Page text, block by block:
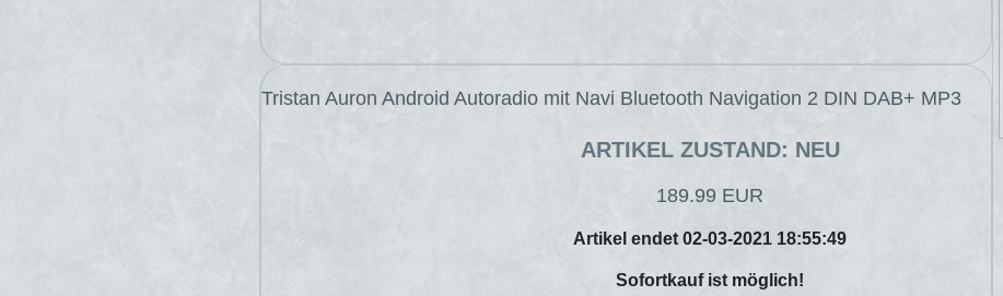
Tristan Auron Android Autoradio mit Navi Bluetooth Navigation 2 DIN DAB+ MP3
ARTIKEL ZUSTAND: NEU
189.99 EUR
Artikel endet 02-03-2021 18:55:49
Sofortkauf ist möglich!